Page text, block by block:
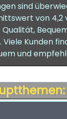
sind
von 4,2
Qualität,
Kunden
und